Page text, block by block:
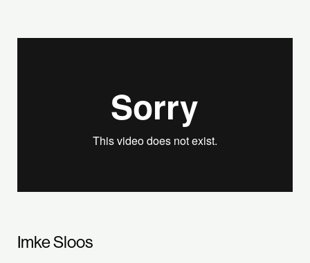
Imke Sloos